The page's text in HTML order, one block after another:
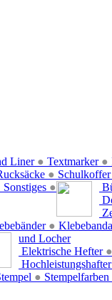
Liner ● Textmarker ●
● Schulkoffer
Sonstiges ●
●
und Locher
Elektrische Hefter ●
Hochleistungshafter
● Stempelfarben